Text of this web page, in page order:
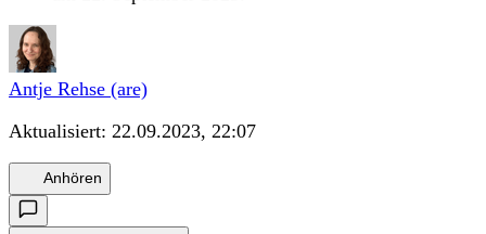
Antje Rehse (are)
Aktualisiert: 22.09.2023, 22:07
Anhören